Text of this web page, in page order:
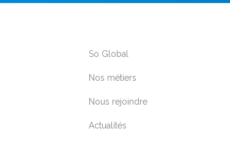
So Global
Nos métiers
Nous rejoindre
Actualités